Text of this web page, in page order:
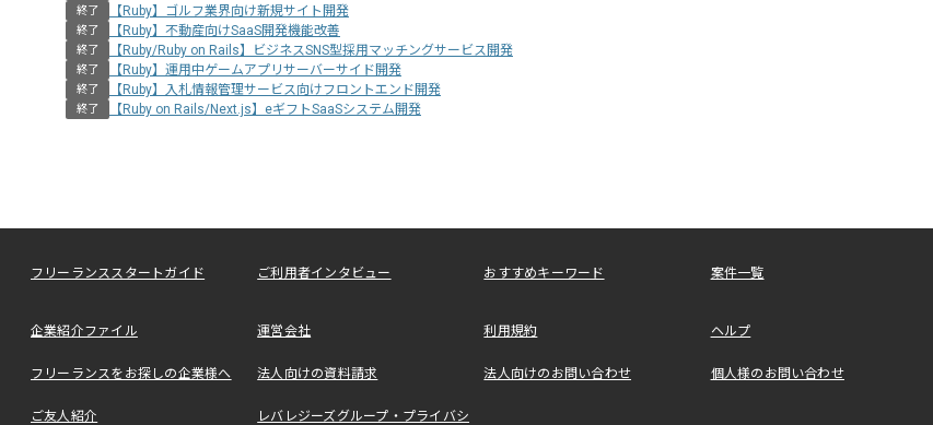
終了 【Ruby】ゴルフ業界向け新規サイト開発
終了 【Ruby】不動産向けSaaS開発機能改善
終了 【Ruby/Ruby on Rails】ビジネスSNS型採用マッチングサービス開発
終了 【Ruby】運用中ゲームアプリサーバーサイド開発
終了 【Ruby】入札情報管理サービス向けフロントエンド開発
終了 【Ruby on Rails/Next.js】eギフトSaaSシステム開発
フリーランススタートガイド ご利用者インタビュー おすすめキーワード 案件一覧
企業紹介ファイル 運営会社 利用規約 ヘルプ
フリーランスをお探しの企業様へ 法人向けの資料請求 法人向けのお問い合わせ 個人様のお問い合わせ
ご友人紹介
レバレジーズグループ・プライバシ